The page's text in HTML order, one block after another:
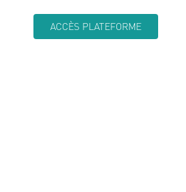
ACCÈS PLATEFORME